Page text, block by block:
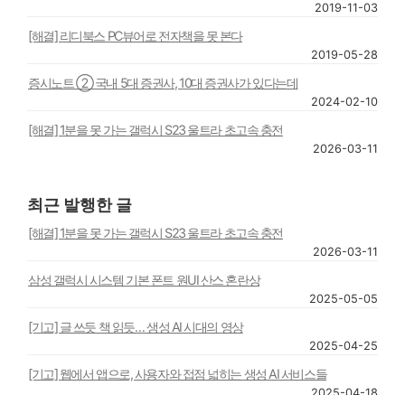
2019-11-03
[해결] 리디북스 PC뷰어로 전자책을 못 본다
2019-05-28
증시노트 ② 국내 5대 증권사, 10대 증권사가 있다는데
2024-02-10
[해결] 1분을 못 가는 갤럭시 S23 울트라 초고속 충전
2026-03-11
최근 발행한 글
[해결] 1분을 못 가는 갤럭시 S23 울트라 초고속 충전
2026-03-11
삼성 갤럭시 시스템 기본 폰트 원UI 산스 혼란상
2025-05-05
[기고] 글 쓰듯 책 읽듯… 생성 AI 시대의 영상
2025-04-25
[기고] 웹에서 앱으로, 사용자와 접점 넓히는 생성 AI 서비스들